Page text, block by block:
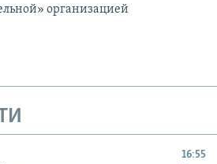
организацией
16:55